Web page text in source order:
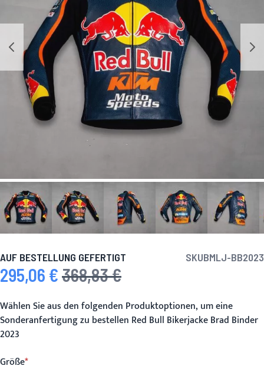
AUF BESTELLUNG GEFERTIGT SKUBMLJ-BB2023
Sonderpreis
295,06 € Regulärer Preis
368,83 €
Wählen Sie aus den folgenden Produktoptionen, um eine
Sonderanfertigung zu bestellen Red Bull Bikerjacke Brad Binder
2023
Größe